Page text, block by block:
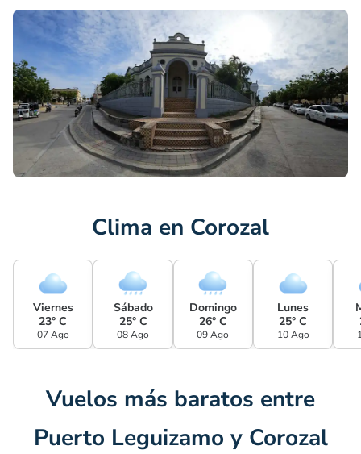
Clima en Corozal
Viernes
23° C
07 Ago
Sábado
25° C
08 Ago
Domingo
26° C
09 Ago
Lunes
25° C
10 Ago
Vuelos más baratos entre
Puerto Leguizamo y Corozal